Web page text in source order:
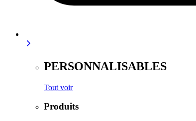
PERSONNALISABLES
Tout voir
Produits